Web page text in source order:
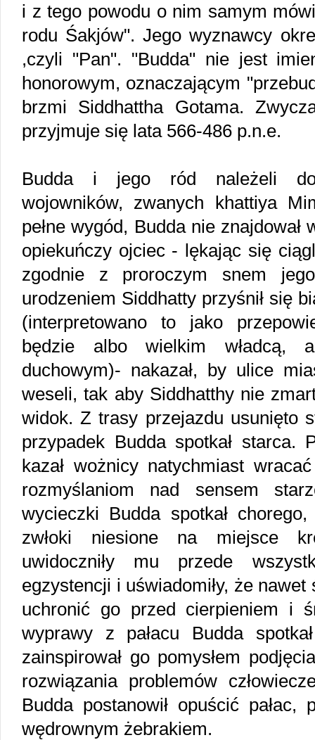
i z tego powodu o nim samym
rodu Śakjów". Jego wyznawcy
,czyli "Pan". "Budda" nie jest
honorowym, oznaczającym
brzmi Siddhattha Gotama.
przyjmuje się lata 566-486 p.n.e.
Budda i jego ród należeli do
wojowników, zwanych khattiya
pełne wygód, Budda nie znajdował
opiekuńczy ojciec - lękając się
zgodnie z proroczym snem
urodzeniem Siddhatty przyśnił się
(interpretowano to jako
będzie albo wielkim władcą,
duchowym)- nakazał, by ulice
weseli, tak aby Siddhatthy nie
widok. Z trasy przejazdu usunięto
przypadek Budda spotkał starca.
kazał wożnicy natychmiast
rozmyślaniom nad sensem
wycieczki Budda spotkał
zwłoki niesione na miejsce
uwidoczniły mu przede
egzystencji i uświadomiły, że
uchronić go przed cierpieniem i
wyprawy z pałacu Budda
zainspirował go pomysłem
rozwiązania problemów
Budda postanowił opuścić
wędrownym żebrakiem.